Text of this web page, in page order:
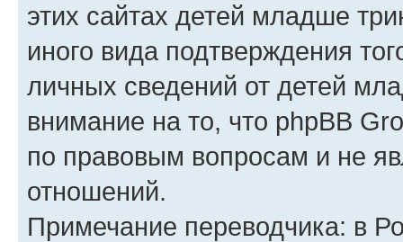
этих сайтах детей младше
иного вида подтверждения
личных сведений от детей
внимание на то, что phpBB
по правовым вопросам и не
отношений.
Примечание переводчика: в